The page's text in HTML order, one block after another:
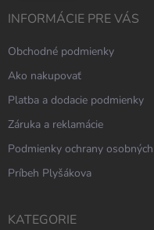
INFORMÁCIE PRE VÁS
Obchodné podmienky
Ako nakupovať
Platba a dodacie podmienky
Záruka a reklamácie
Podmienky ochrany
Príbeh Plyšákova
KATEGORIE